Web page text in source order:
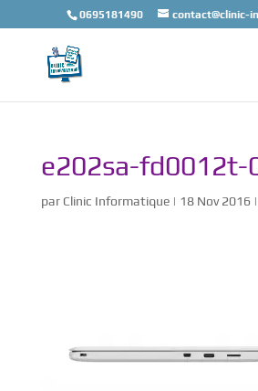
0695181490 contact@clinic-
e202sa-fd0012t-
par Clinic Informatique| 18 Nov 2016 |